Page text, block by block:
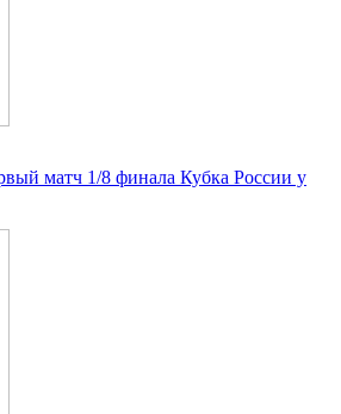
матч 1/8 финала Кубка России у